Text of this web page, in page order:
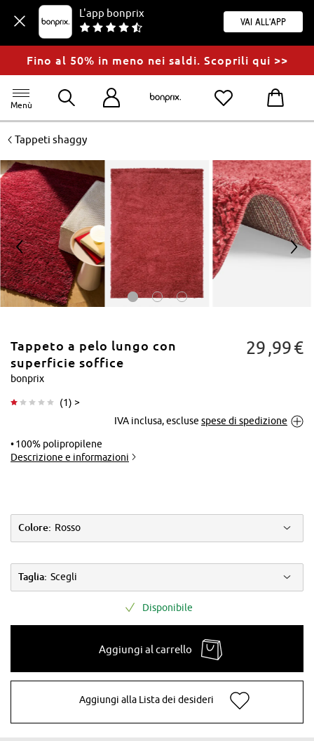
L'app bonprix
Vai all'app
Fino al 50% in meno nei saldi. Scoprili qui >>
Menù
<Tappeti shaggy
ingrandire
< >
Tappeto a pelo lungo con
superficie soffice
bonprix
(1) >
29 99€
IVA inclusa, escluse spese di spedizione
100% polipropilene
Descrizione e informazioni
Colore: Rosso
Taglia: Scegli
Disponibile
Aggiungi al carrello
Aggiungi alla Lista dei desideri